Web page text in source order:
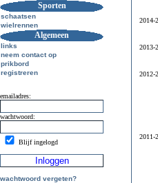
Sporten
schaatsen
wielrennen
Algemeen
links
neem contact op
prikbord
registreren
emailadres:
wachtwoord:
Blijf ingelogd
wachtwoord vergeten?
2014-
2013-
2012-
2011-